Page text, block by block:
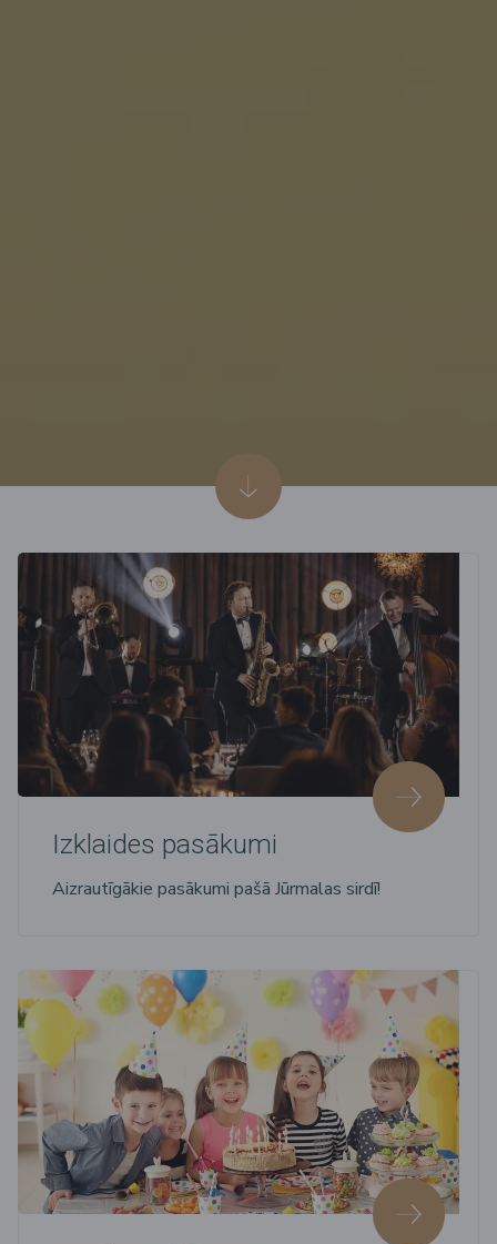
Izklaides pasākumi
Aizrautīgākie pasākumi pašā Jūrmalas sirdī!